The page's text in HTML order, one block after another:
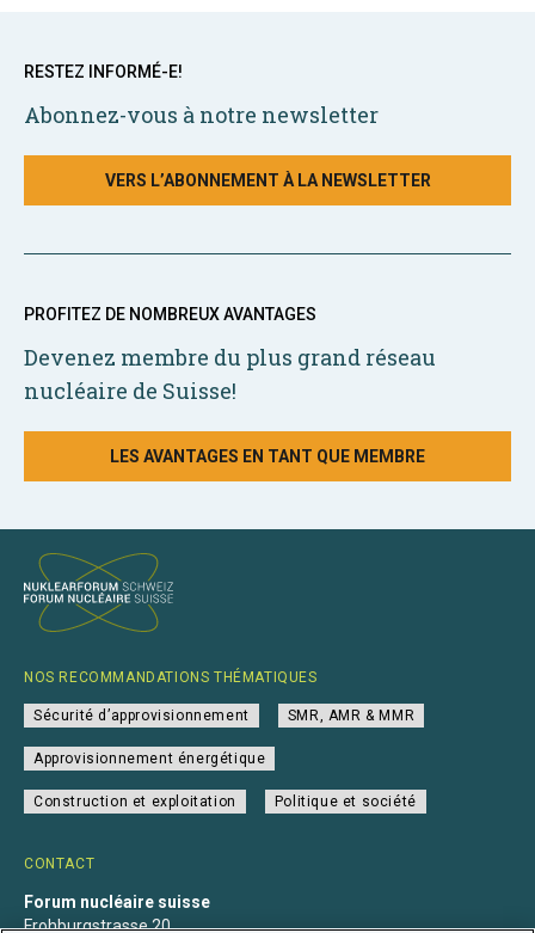
RESTEZ INFORMÉ-E!
Abonnez-vous à notre newsletter
VERS L’ABONNEMENT À LA NEWSLETTER
PROFITEZ DE NOMBREUX AVANTAGES
Devenez membre du plus grand réseau
nucléaire de Suisse!
LES AVANTAGES EN TANT QUE MEMBRE
CONTACT
Forum nucléaire suisse
Frohburgstrasse 20
NOS RECOMMANDATIONS THÉMATIQUES
Sécurité d’approvisionnement SMR, AMR & MMR
Approvisionnement énergétique
Construction et exploitation Politique et société